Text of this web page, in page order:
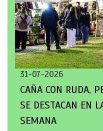
31-07-2026
CAÑA CON RUDA,
SE DESTACAN EN
SEMANA